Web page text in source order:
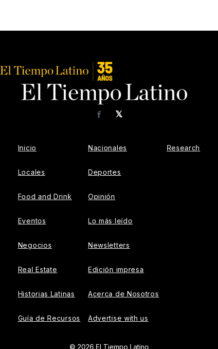
𝕏
Facebook
Inicio
Locales
Food and Drink
Eventos
Negocios
Real Estate
Historias Latinas
Guía de Recursos
Nacionales
Deportes
Opinión
Lo más leído
Newsletters
Edición impresa
Acerca de Nosotros
Advertise with us
Research
© 2026 El Tiempo Latino